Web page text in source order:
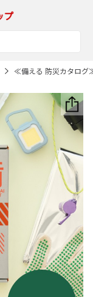
≪備える 防災カタログ